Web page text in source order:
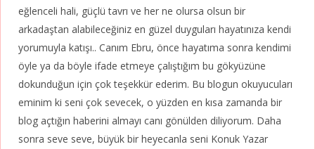
eğlenceli hali, güçlü tavrı ve her ne olursa olsun bir
arkadaştan alabileceğiniz en güzel duyguları hayatınıza kendi
yorumuyla katışı.. Canım Ebru, önce hayatıma sonra kendimi
öyle ya da böyle ifade etmeye çalıştığım bu gökyüzüne
dokunduğun için çok teşekkür ederim. Bu blogun okuyucuları
eminim ki seni çok sevecek, o yüzden en kısa zamanda bir
blog açtığın haberini almayı canı gönülden diliyorum. Daha
sonra seve seve, büyük bir heyecanla seni Konuk Yazar